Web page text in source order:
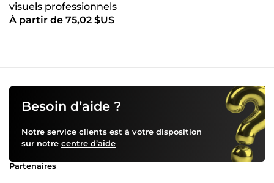
visuels professionnels
À partir de 75,02 $US
Besoin d’aide ?
Notre service clients est à votre disposition
sur notre centre d’aide
Partenaires